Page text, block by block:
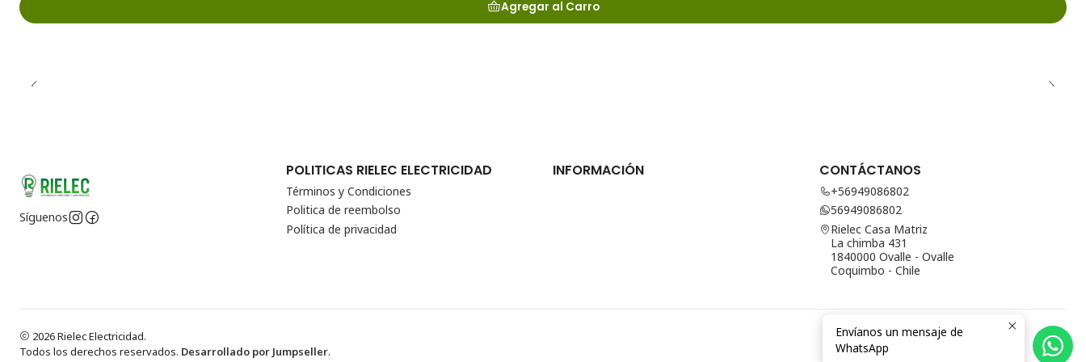
Agregar al Carro
Síguenos
POLITICAS RIELEC ELECTRICIDAD
Términos y Condiciones
Politica de reembolso
Política de privacidad
INFORMACIÓN CONTÁCTANOS
+56949086802
56949086802
Rielec Casa Matriz
La chimba 431
1840000 Ovalle - Ovalle
Coquimbo - Chile
2026 Rielec Electricidad.
Todos los derechos reservados. Desarrollado por Jumpseller.
Envíanos un mensaje de
WhatsApp